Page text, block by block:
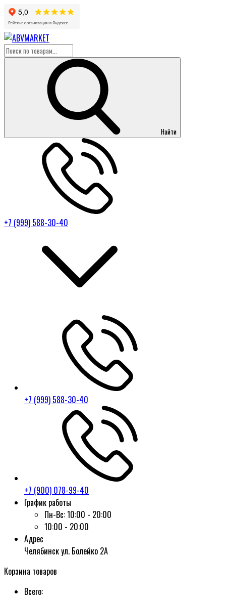
Найти
+7 (999) 588-30-40
+7 (999) 588-30-40
+7 (900) 078-99-40
График работы
Пн-Вс:10:00 - 20:00
10:00 - 20:00
Адрес
Челябинск ул. Болейко 2А
Корзина товаров
Всего: